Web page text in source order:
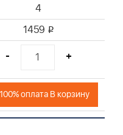
4
1459 i
- +
оплата В корзину